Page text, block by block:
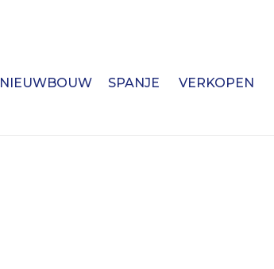
NIEUWBOUW SPANJE VERKOPEN